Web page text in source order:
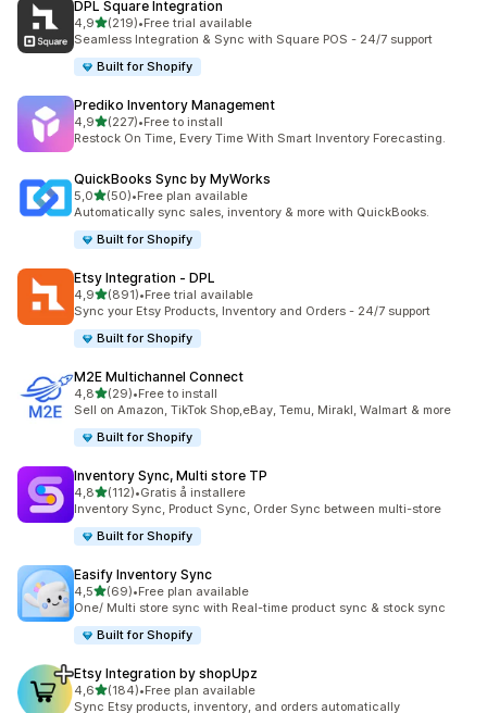
DPL Square Integration
4,9av 5 stjerner
(219)
Totalt 219 omtaler
•Free trial available
Seamless Integration & Sync with Square POS - 24/7 support
Built for Shopify
Prediko Inventory Management
4,9av 5 stjerner
(227)
Totalt 227 omtaler
•Free to install
Restock On Time, Every Time With Smart Inventory Forecasting.
QuickBooks Sync by MyWorks
5,0av 5 stjerner
(50)
Totalt 50 omtaler
•Free plan available
Automatically sync sales, inventory & more with QuickBooks.
Built for Shopify
Etsy Integration ‑ DPL
4,9av 5 stjerner
(891)
Totalt 891 omtaler
•Free trial available
Sync your Etsy Products, Inventory and Orders - 24/7 support
Built for Shopify
M2E Multichannel Connect
4,8av 5 stjerner
(29)
Totalt 29 omtaler
•Free to install
Sell on Amazon, TikTok Shop,eBay, Temu, Mirakl, Walmart & more
Built for Shopify
Inventory Sync, Multi store TP
4,8av 5 stjerner
(112)
Totalt 112 omtaler
•Gratis å installere
Inventory Sync, Product Sync, Order Sync between multi-store
Built for Shopify
Easify Inventory Sync
4,5av 5 stjerner
(69)
Totalt 69 omtaler
•Free plan available
One/ Multi store sync with Real-time product sync & stock sync
Built for Shopify
Etsy Integration by shopUpz
4,6av 5 stjerner
(184)
Totalt 184 omtaler
•Free plan available
Sync Etsy products, inventory, and orders automatically